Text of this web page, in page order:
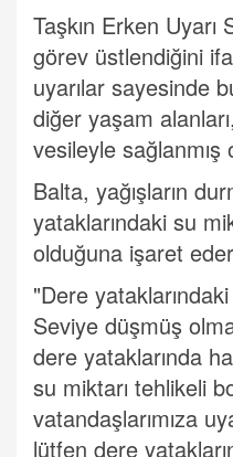
Taşkın Erken
görev üstlendiğini
uyarılar sayesinde
diğer yaşam
vesileyle sağlanmış
Balta, yağışların
yataklarındaki su
olduğuna işaret
"Dere
Seviye düşmüş
dere yataklarında
su miktarı tehlikeli
vatandaşlarımıza
lütfen dere